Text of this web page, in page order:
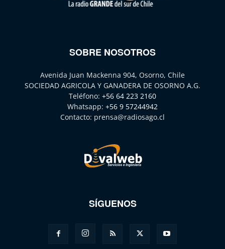
SOBRE NOSOTROS
Avenida Juan Mackenna 904, Osorno, Chile
SOCIEDAD AGRICOLA Y GANADERA DE OSORNO A.G.
Teléfono: +56 64 223 2160
Whatsapp: +56 9 57244942
Contacto: prensa@radiosago.cl
SÍGUENOS